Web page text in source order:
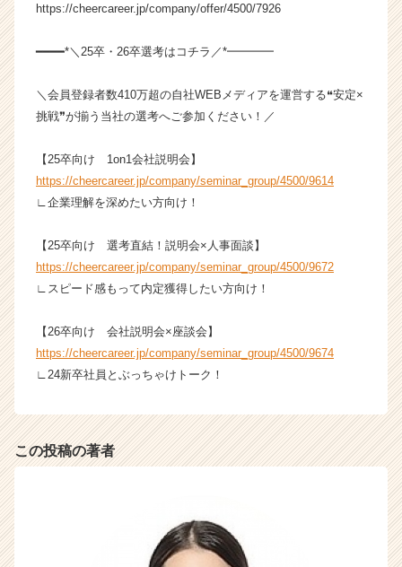
https://cheercareer.jp/company/offer/4500/7926
━━━━*＼25卒・26卒選考はコチラ／*━━━━
＼会員登録者数410万超の自社WEBメディアを運営する❝安定×
挑戦❞が揃う当社の選考へご参加ください！／
【25卒向け 1on1会社説明会】
https://cheercareer.jp/company/seminar_group/4500/9614
∟企業理解を深めたい方向け！
【25卒向け 選考直結！説明会×人事面談】
https://cheercareer.jp/company/seminar_group/4500/9672
∟スピード感もって内定獲得したい方向け！
【26卒向け 会社説明会×座談会】
https://cheercareer.jp/company/seminar_group/4500/9674
∟24新卒社員とぶっちゃけトーク！
この投稿の著者